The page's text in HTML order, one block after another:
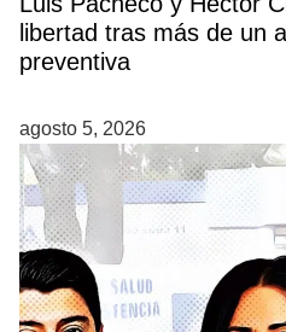
libertad tras más de un
preventiva
agosto 5, 2026